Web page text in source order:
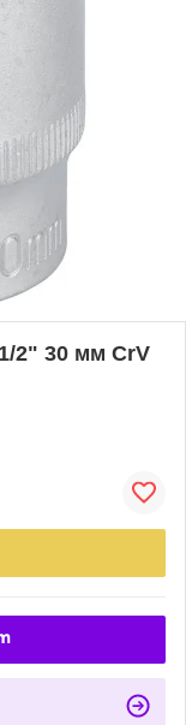
2" 30 мм CrV